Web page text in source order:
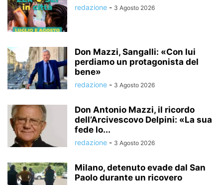
redazione - 3 Agosto 2026
Don Mazzi, Sangalli: «Con lui
perdiamo un protagonista del
bene»
redazione - 3 Agosto 2026
Don Antonio Mazzi, il ricordo
dell’Arcivescovo Delpini: «La sua
fede lo...
redazione - 3 Agosto 2026
Milano, detenuto evade dal San
Paolo durante un ricovero